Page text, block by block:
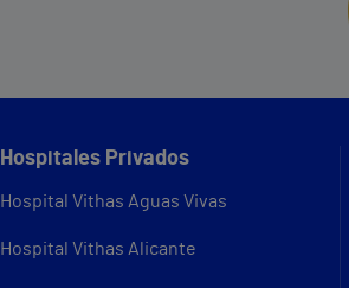
Hospitales Privados
Hospital Vithas Aguas Vivas
Hospital Vithas Alicante